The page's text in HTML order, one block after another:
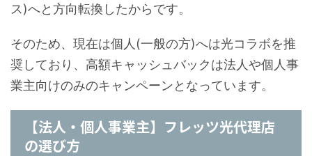
ス)へと方向転換したからです。
そのため、現在は個人(一般の方)へは光コラボを推
奨しており、高額キャッシュバックは法人や個人事
業主向けのみのキャンペーンとなっています。
【法人・個人事業主】フレッツ光代理店
の選び方